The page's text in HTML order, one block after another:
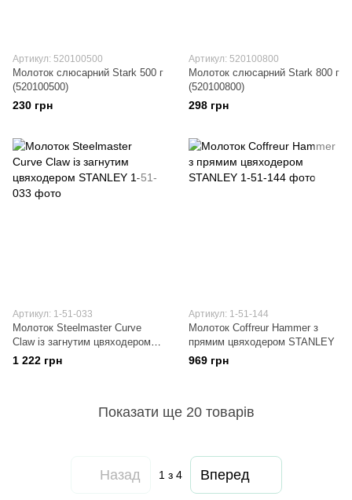
Артикул: 520100500
Молоток слюсарний Stark 500 г
(520100500)
230 грн
Артикул: 520100800
Молоток слюсарний Stark 800 г
(520100800)
298 грн
Артикул: 1-51-033
Молоток Steelmaster Curve
Claw із загнутим цвяходером
STANLEY
1 222 грн
Артикул: 1-51-144
Молоток Coffreur Hammer з
прямим цвяходером STANLEY
969 грн
Показати ще 20 товарів
Назад 1 з 4 Вперед